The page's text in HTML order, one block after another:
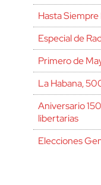
Hasta Siempre
Especial de
Primero de
La Habana,
Aniversario
libertarias
Elecciones